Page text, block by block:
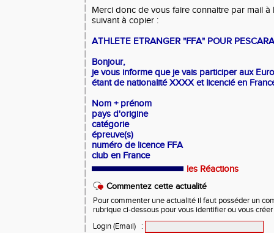
Merci donc de vous faire connaitre par mail
suivant à copier :
ATHLETE ETRANGER "FFA" POUR
Bonjour,
je vous informe que je vais participer aux
étant de nationalité XXXX et licencié en
Nom + prénom
pays d'origine
catégorie
épreuve(s)
numéro de licence FFA
club en France
les Réactions
Commentez cette actualité
Pour commenter une actualité il faut posséder un
rubrique ci-dessous pour vous identifier ou vous
Login (Email)
: